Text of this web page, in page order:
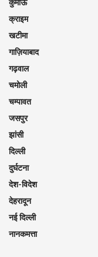
क्राइम
खटीमा
गाज़ियाबाद
गढ़वाल
चमोली
चम्पावत
जसपुर
झांसी
दिल्ली
दुर्घटना
देश-विदेश
देहरादून
नई दिल्ली
नानकमत्ता